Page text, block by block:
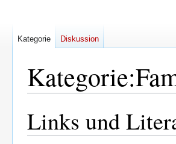
Kategorie:
Navigation
springen
Suche
springen
Links und
Kategorie Diskussion